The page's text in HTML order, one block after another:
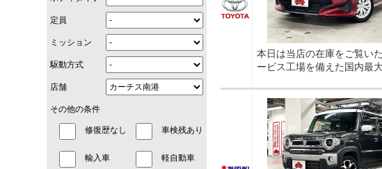
定員
ミッション
駆動方式
店舗
その他の条件
修復歴なし 車検残あり
輸入車 軽自動車
本日は当店の在庫をご覧い
ービス工場を備えた国内最